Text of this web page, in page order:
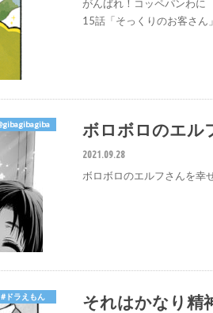
がんばれ！コッペパンわに
15話「そっくりのお客さん」
ボロボロのエル
2021.09.28
ボロボロのエルフさんを幸
#ドラえもん
それはかなり精